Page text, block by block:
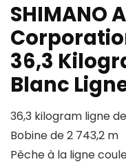
SHIMANO
36,3
Blanc
36,3 kilogram ligne
Bobine de 2 743,2 m
Pêche à la ligne